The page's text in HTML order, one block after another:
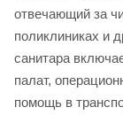
отвечающий за
поликлиниках и
санитара
палат,
помощь в